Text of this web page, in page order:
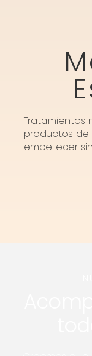
Tratamientos
productos de
embellecer